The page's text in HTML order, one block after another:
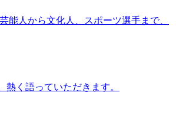
人から文化人、スポーツ選手まで、
く語っていただきます。